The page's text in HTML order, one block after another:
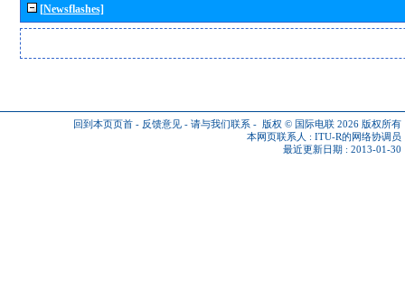
[Newsflashes]
回到本页页首 - 反馈意见 - 请与我们联系 - 版权 © 国际电联 2026 版权所有
本网页联系人 : ITU-R的网络协调员
最近更新日期 : 2013-01-30